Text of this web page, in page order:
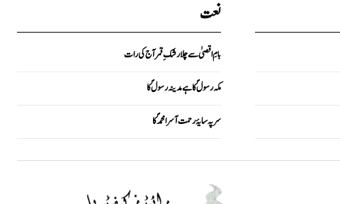
نعت
بامِ اقصیٰ سے چلا رشکِ قمر آج کی رات
مکہ رسولؐ کا ہے مدینہ رسولؐ کا
سر پہ سایۂ رحمت آسرا محمدؐ کا